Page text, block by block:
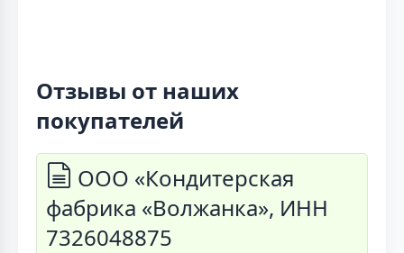
Отзывы от наших
покупателей
ООО «Кондитерская
фабрика «Волжанка», ИНН
7326048875